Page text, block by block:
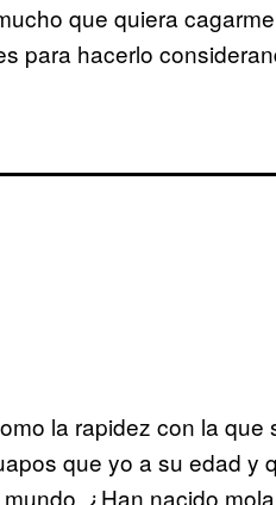
que quiera
para hacerlo
la rapidez con la que
que yo a su edad y
¿Han nacido